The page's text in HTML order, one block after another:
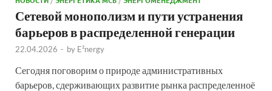
Сетевой монополизм и пути устранения
барьеров в распределенной генерации
22.04.2026 - by E²nergy
Сегодня поговорим о природе административных
барьеров, сдерживающих развитие рынка распределенноё